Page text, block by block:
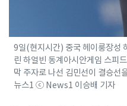
9일(현지시간) 중국 헤이룽장성
린 하얼빈 동계아시안게임 스피
막 주자로 나선 김민선이 결승
뉴스1 ⓒ News1 이승배 기자